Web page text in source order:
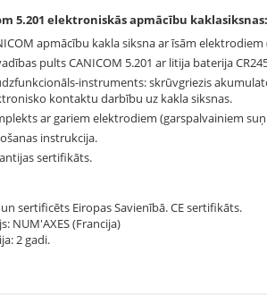
5.201 elektroniskās apmācību
apmācību kakla siksna ar īsām
pults CANICOM 5.201 ar litija baterija
instruments: skrūvgriezis
kontaktu darbību uz kakla siksnas.
ar gariem elektrodiem (garspalvainiem
instrukcija.
sertifikāts.
sertificēts Eiropas Savienībā. CE sertifikāts.
NUM'AXES (Francija)
2 gadi.